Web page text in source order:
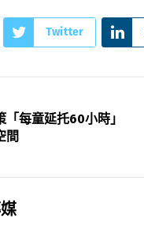
Twitter
每童延托60小時」
間